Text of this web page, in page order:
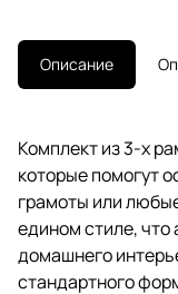
домашнего интерьера,
офисного.Рамки
формата А4 (21х30 см)
за счет чего отлично
как в домашний, так и
интерьер. У каждой
имеется возможность
вертикального и
горизонтального
также имеется
установки рамки на
Описание
Комплект из 3-х
которые помогут
грамоты или
едином стиле, что
домашнего
стандартного